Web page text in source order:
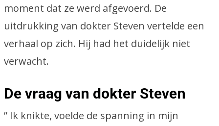
moment dat ze werd afgevoerd. De
uitdrukking van dokter Steven vertelde een
verhaal op zich. Hij had het duidelijk niet
verwacht.
De vraag van dokter Steven
” Ik knikte, voelde de spanning in mijn